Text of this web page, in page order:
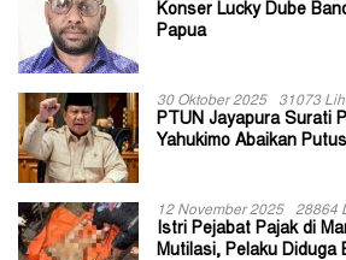
Konser Lucky Dube
Papua
30 Oktober 2025 31073
PTUN Jayapura Surati
Yahukimo Abaikan
12 November 2025 28864
Istri Pejabat Pajak di
Mutilasi, Pelaku Diduga